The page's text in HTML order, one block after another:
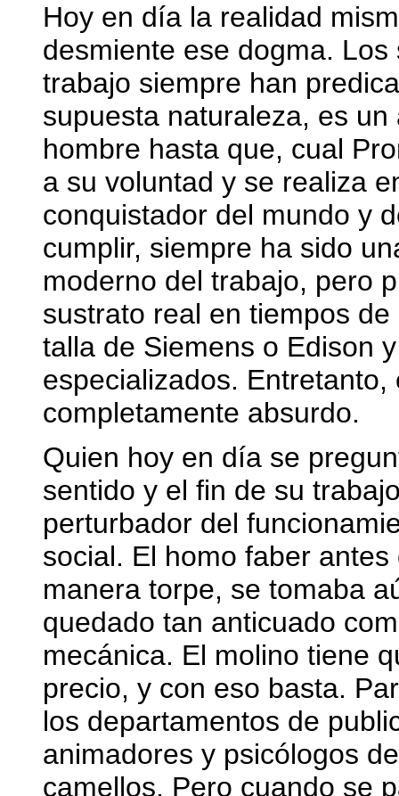
Hoy en día la realidad
desmiente ese dogma.
trabajo siempre han
supuesta naturaleza, es
hombre hasta que, cual
a su voluntad y se realiza
conquistador del mundo y
cumplir, siempre ha sido
moderno del trabajo, pero
sustrato real en tiempos
talla de Siemens o Edison
especializados.
completamente absurdo.
Quien hoy en día se
sentido y el fin de su
perturbador del
social. El homo faber
manera torpe, se tomaba
quedado tan anticuado
mecánica. El molino tiene
precio, y con eso basta.
los departamentos de
animadores y psicólogos
camellos. Pero cuando se